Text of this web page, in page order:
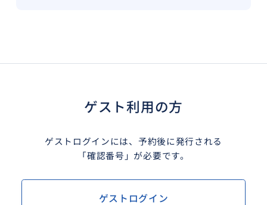
ゲスト利用の方
ゲストログインには、予約後に発行される
「確認番号」が必要です。
ゲストログイン